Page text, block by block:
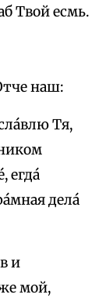
Твой есмь.
наш:
Тя,
егда́
дела́
и
мой,